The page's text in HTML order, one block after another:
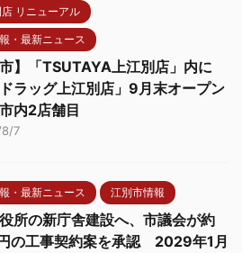
リニューアル
・最新ニュース
市】「TSUTAYA上江別店」内に
ドラッグ上江別店」9月末オープン
内2店舗目
7
・最新ニュース 江別市情報
所の新庁舎建設へ、市議会が約
の工事契約案を承認 2029年1月